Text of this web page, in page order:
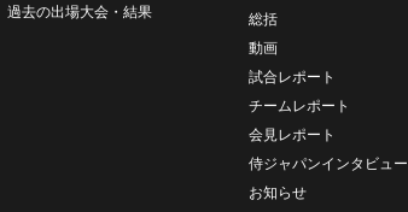
過去の出場大会・結果
総括
動画
試合レポート
チームレポート
会見レポート
侍ジャパンインタビュー
お知らせ